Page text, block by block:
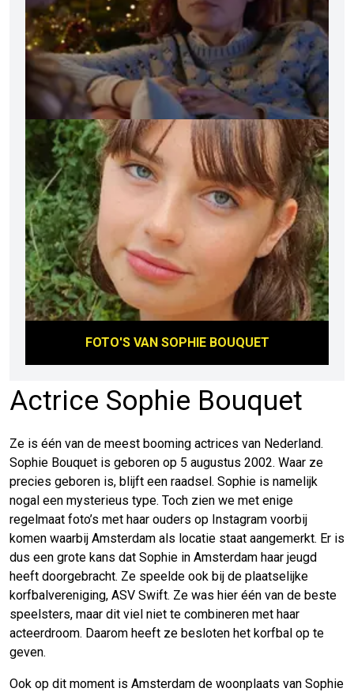
Actrice Sophie Bouquet
Ze is één van de meest booming actrices van Nederland.
Sophie Bouquet is geboren op 5 augustus 2002. Waar ze
precies geboren is, blijft een raadsel. Sophie is namelijk
nogal een mysterieus type. Toch zien we met enige
regelmaat foto’s met haar ouders op Instagram voorbij
komen waarbij Amsterdam als locatie staat aangemerkt. Er is
dus een grote kans dat Sophie in Amsterdam haar jeugd
heeft doorgebracht. Ze speelde ook bij de plaatselijke
korfbalvereniging, ASV Swift. Ze was hier één van de beste
speelsters, maar dit viel niet te combineren met haar
acteerdroom. Daarom heeft ze besloten het korfbal op te
geven.
Ook op dit moment is Amsterdam de woonplaats van Sophie
FOTO'S VAN SOPHIE BOUQUET